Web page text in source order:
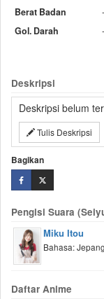
Berat Badan
-
Gol. Darah
-
Deskripsi
Deskripsi belum
Tulis Deskripsi
Bagikan
Pengisi Suara
Miku Itou
Bahasa: Jepang
Daftar Anime